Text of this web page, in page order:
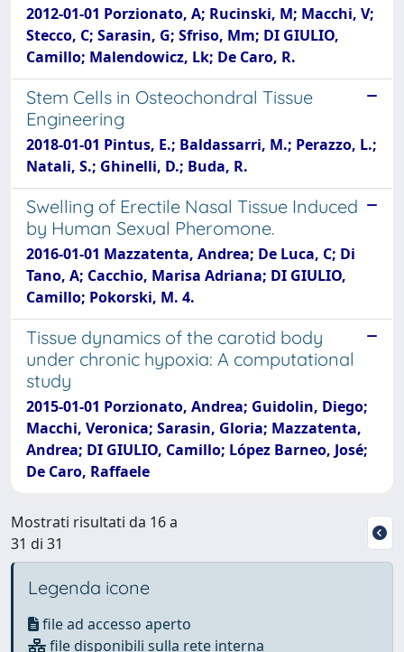
2012-01-01 Porzionato, A; Rucinski, M; Macchi, V;
Stecco, C; Sarasin, G; Sfriso, Mm; DI GIULIO,
Camillo; Malendowicz, Lk; De Caro, R.
Stem Cells in Osteochondral Tissue
Engineering
2018-01-01 Pintus, E.; Baldassarri, M.; Perazzo, L.;
Natali, S.; Ghinelli, D.; Buda, R.
Swelling of Erectile Nasal Tissue Induced
by Human Sexual Pheromone.
2016-01-01 Mazzatenta, Andrea; De Luca, C; Di
Tano, A; Cacchio, Marisa Adriana; DI GIULIO,
Camillo; Pokorski, M. 4.
Tissue dynamics of the carotid body
under chronic hypoxia: A computational
study
2015-01-01 Porzionato, Andrea; Guidolin, Diego;
Macchi, Veronica; Sarasin, Gloria; Mazzatenta,
Andrea; DI GIULIO, Camillo; López Barneo, José;
De Caro, Raffaele
Mostrati risultati da 16 a
31 di 31
Legenda icone
file ad accesso aperto
file disponibili sulla rete interna